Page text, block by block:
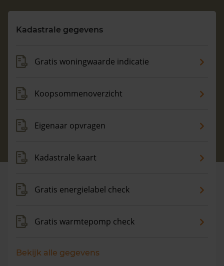
Maandag t/m vrijdag - 08:00 -18:00
Kadastrale gegevens
Gratis woningwaarde indicatie
Koopsommenoverzicht
Eigenaar opvragen
Kadastrale kaart
Gratis energielabel check
Gratis warmtepomp check
Bekijk alle gegevens